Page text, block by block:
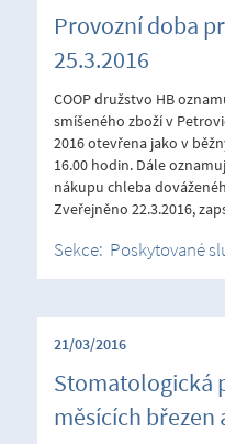
Provozní doba
25.3.2016
COOP družstvo HB
smíšeného zboží v
2016 otevřena jako v
16.00 hodin. Dále
nákupu chleba
Zveřejněno 22.3.2016,
Sekce: Poskytované
21/03/2016
Stomatologická
měsících březen